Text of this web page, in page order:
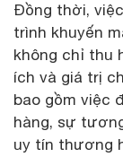
Đồng thời,
trình khuyến
không chỉ thu
ích và giá trị
bao gồm việc
hàng, sự
uy tín thương